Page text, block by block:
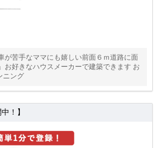
が苦手なママにも嬉しい前面６ｍ道路に面
お好きなハウスメーカーで建築できます お
ニング
！】